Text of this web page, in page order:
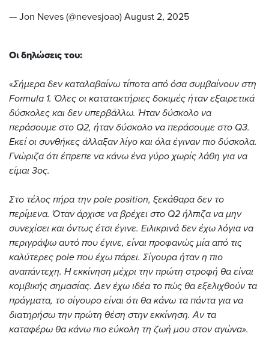
— Jon Neves (@nevesjoao) August 2, 2025
Οι δηλώσεις του:
«Σήμερα δεν καταλαβαίνω τίποτα από όσα συμβαίνουν στη
Formula 1. Όλες οι κατατακτήριες δοκιμές ήταν εξαιρετικά
δύσκολες και δεν υπερβάλλω. Ήταν δύσκολο να
περάσουμε στο Q2, ήταν δύσκολο να περάσουμε στο Q3.
Εκεί οι συνθήκες άλλαξαν λίγο και όλα έγιναν πιο δύσκολα.
Γνώριζα ότι έπρεπε να κάνω ένα γύρο χωρίς λάθη για να
είμαι 3ος.
Στο τέλος πήρα την pole position, ξεκάθαρα δεν το
περίμενα. Όταν άρχισε να βρέχει στο Q2 ήλπιζα να μην
συνεχίσει και όντως έτσι έγινε. Ειλικρινά δεν έχω λόγια να
περιγράψω αυτό που έγινε, είναι προφανώς μία από τις
καλύτερες pole που έχω πάρει. Σίγουρα ήταν η πιο
αναπάντεχη. Η εκκίνηση μέχρι την πρώτη στροφή θα είναι
κομβικής σημασίας. Δεν έχω ιδέα το πώς θα εξελιχθούν τα
πράγματα, το σίγουρο είναι ότι θα κάνω τα πάντα για να
διατηρήσω την πρώτη θέση στην εκκίνηση. Αν τα
καταφέρω θα κάνω πιο εύκολη τη ζωή μου στον αγώνα».